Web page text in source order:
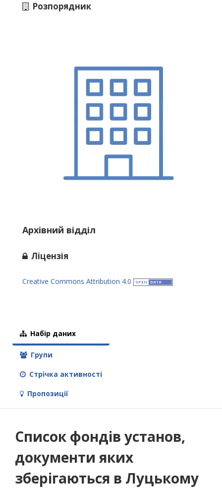
Розпорядник
Архівний відділ
Ліцензія
Creative Commons Attribution 4.0
Набір даних
Групи
Стрічка активності
Пропозиції
Список фондів установ,
документи яких
зберігаються в Луцькому